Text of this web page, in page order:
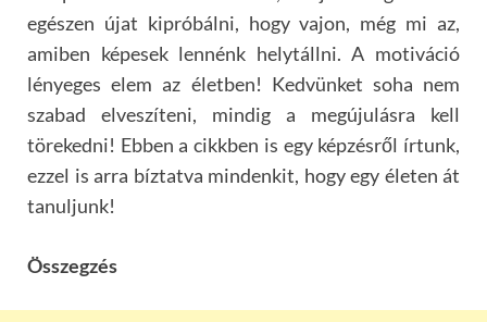
egészen újat kipróbálni, hogy vajon, még mi az,
amiben képesek lennénk helytállni. A motiváció
lényeges elem az életben! Kedvünket soha nem
szabad elveszíteni, mindig a megújulásra kell
törekedni! Ebben a cikkben is egy képzésről írtunk,
ezzel is arra bíztatva mindenkit, hogy egy életen át
tanuljunk!
Összegzés